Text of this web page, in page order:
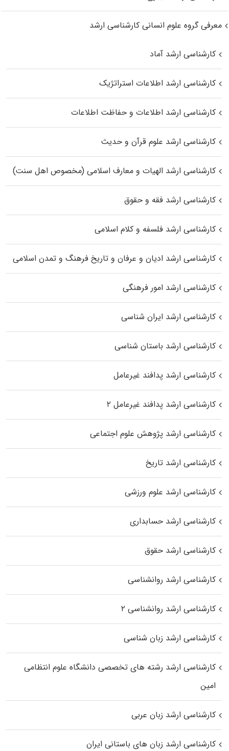
معرفی گروه علوم انسانی کارشناسی ارشد
کارشناسی ارشد آماد
کارشناسی ارشد اطلاعات استراتژیک
کارشناسی ارشد اطلاعات و حفاظت اطلاعات
کارشناسی ارشد علوم قرآن و حدیث
کارشناسی ارشد الهیات و معارف اسلامی (مخصوص اهل سنت)
کارشناسی ارشد فقه و حقوق
کارشناسی ارشد فلسفه و کلام اسلامی
کارشناسی ارشد ادیان و عرفان و تاریخ فرهنگ و تمدن اسلامی
کارشناسی ارشد امور فرهنگی
کارشناسی ارشد ایران شناسی
کارشناسی ارشد باستان شناسی
کارشناسی ارشد پدافند غیرعامل
کارشناسی ارشد پدافند غیرعامل ۲
کارشناسی ارشد پژوهش علوم اجتماعی
کارشناسی ارشد تاریخ
کارشناسی ارشد علوم ورزشی
کارشناسی ارشد حسابداری
کارشناسی ارشد حقوق
کارشناسی ارشد روانشناسی
کارشناسی ارشد روانشناسی ۲
کارشناسی ارشد زبان شناسی
کارشناسی ارشد رﺷﺘﻪ ﻫﺎی تخصصی داﻧﺸﮕﺎه ﻋﻠﻮم انتظامی
اﻣﻴﻦ
کارشناسی ارشد زبان عربی
کارشناسی ارشد زبان‌ های باستانی ایران